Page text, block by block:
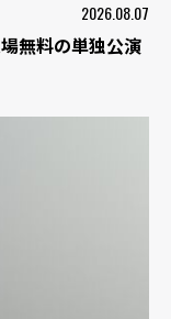
2026.08.07
無料の単独公演